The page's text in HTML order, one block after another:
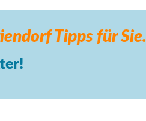
Tipps für Sie.